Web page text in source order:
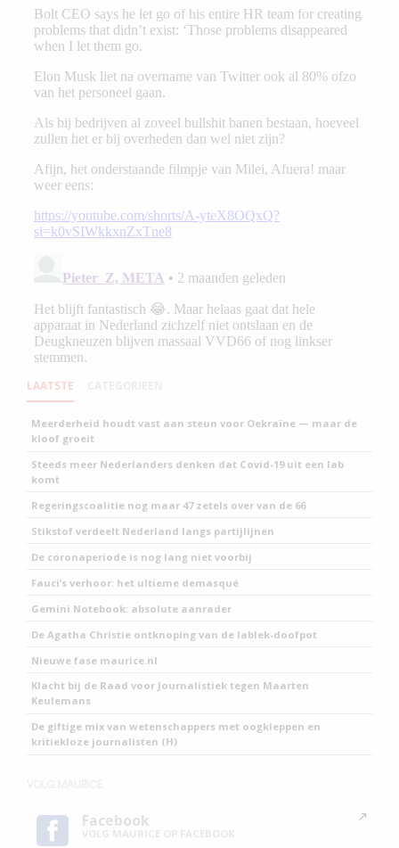
LAATSTE
Meerderheid houdt vast aan steun voor Oekraïne — maar de
kloof groeit
Steeds meer Nederlanders denken dat Covid-19 uit een lab
komt
Regeringscoalitie nog maar 47 zetels over van de 66
Stikstof verdeelt Nederland langs partijlijnen
De coronaperiode is nog lang niet voorbij
Fauci’s verhoor: het ultieme demasqué
Gemini Notebook: absolute aanrader
De Agatha Christie ontknoping van de lablek-doofpot
Nieuwe fase maurice.nl
Klacht bij de Raad voor Journalistiek tegen Maarten
Keulemans
De giftige mix van wetenschappers met oogkleppen en
kritiekloze journalisten (H)
Facebook